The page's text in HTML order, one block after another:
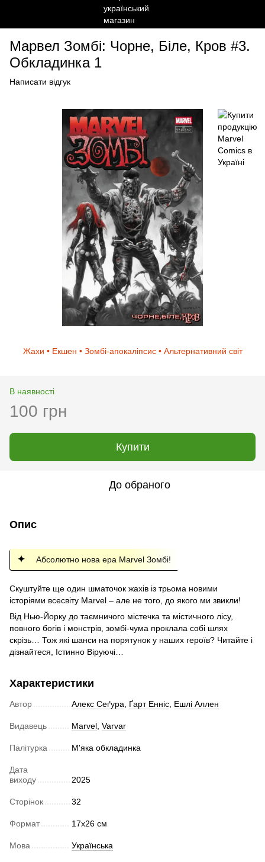
Марвел Зомбі: Чорне, Біле, Кров #3.
Обкладинка 1
Написати відгук
Жахи • Екшен • Зомбі-апокаліпсис • Альтернативний світ
В наявності
100 грн
Купити
До обраного
Опис
Абсолютно нова ера Marvel Зомбі!
Скуштуйте ще один шматочок жахів із трьома новими
історіями всесвіту Marvel – але не того, до якого ми звикли!
Від Нью-Йорку до таємничого містечка та містичного лісу,
повного богів і монстрів, зомбі-чума проклала собі шлях
скрізь… Тож які шанси на порятунок у наших героїв? Читайте і
дізнайтеся, Істинно Віруючі…
Характеристики
Автор Алекс Сеґура, Ґарт Енніс, Ешлі Аллен
Видавець Marvel, Varvar
Палітурка М'яка обкладинка
Дата
виходу
2025
Сторінок 32
Формат 17x26 см
Мова Українська